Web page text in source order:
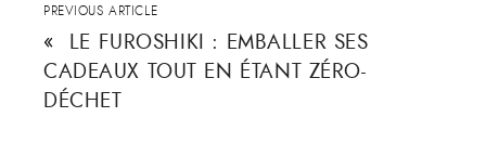
PREVIOUS ARTICLE
« LE FUROSHIKI : EMBALLER SES
CADEAUX TOUT EN ÉTANT ZÉRO-
DÉCHET